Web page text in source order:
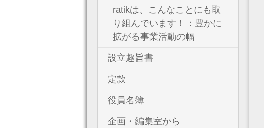
ratikは、こんなことにも取
り組んでいます！：豊かに
拡がる事業活動の幅
設立趣旨書
定款
役員名簿
企画・編集室から